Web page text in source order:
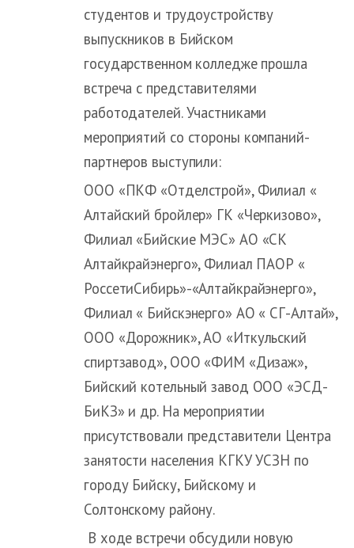
студентов и трудоустройству
выпускников в Бийском
государственном колледже прошла
встреча с представителями
работодателей. Участниками
мероприятий со стороны компаний-
партнеров выступили:
ООО «ПКФ «Отделстрой», Филиал «
Алтайский бройлер» ГК «Черкизово»,
Филиал «Бийские МЭС» АО «СК
Алтайкрайэнерго», Филиал ПАОР «
РоссетиСибирь»-«Алтайкрайэнерго»,
Филиал « Бийскэнерго» АО « СГ-Алтай»,
ООО «Дорожник», АО «Иткульский
спиртзавод», ООО «ФИМ «Дизаж»,
Бийский котельный завод ООО «ЭСД-
БиКЗ» и др. На мероприятии
присутствовали представители Центра
занятости населения КГКУ УСЗН по
городу Бийску, Бийскому и
Солтонскому району.
В ходе встречи обсудили новую